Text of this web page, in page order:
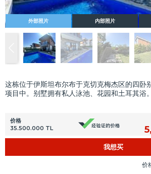
外部照片 内部照片
这栋位于伊斯坦布尔布于克切克梅杰区的四卧
项目中。别墅拥有私人泳池、花园和土耳其浴。
价格
35.500.000 TL
我想买
价